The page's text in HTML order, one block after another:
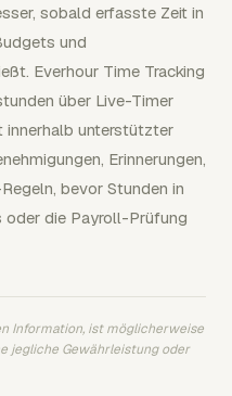
sobald erfasste Zeit in
und
Everhour Time Tracking
über Live-Timer
innerhalb unterstützter
Erinnerungen,
bevor Stunden in
oder die Payroll-Prüfung
Information, ist möglicherweise
jegliche Gewährleistung oder